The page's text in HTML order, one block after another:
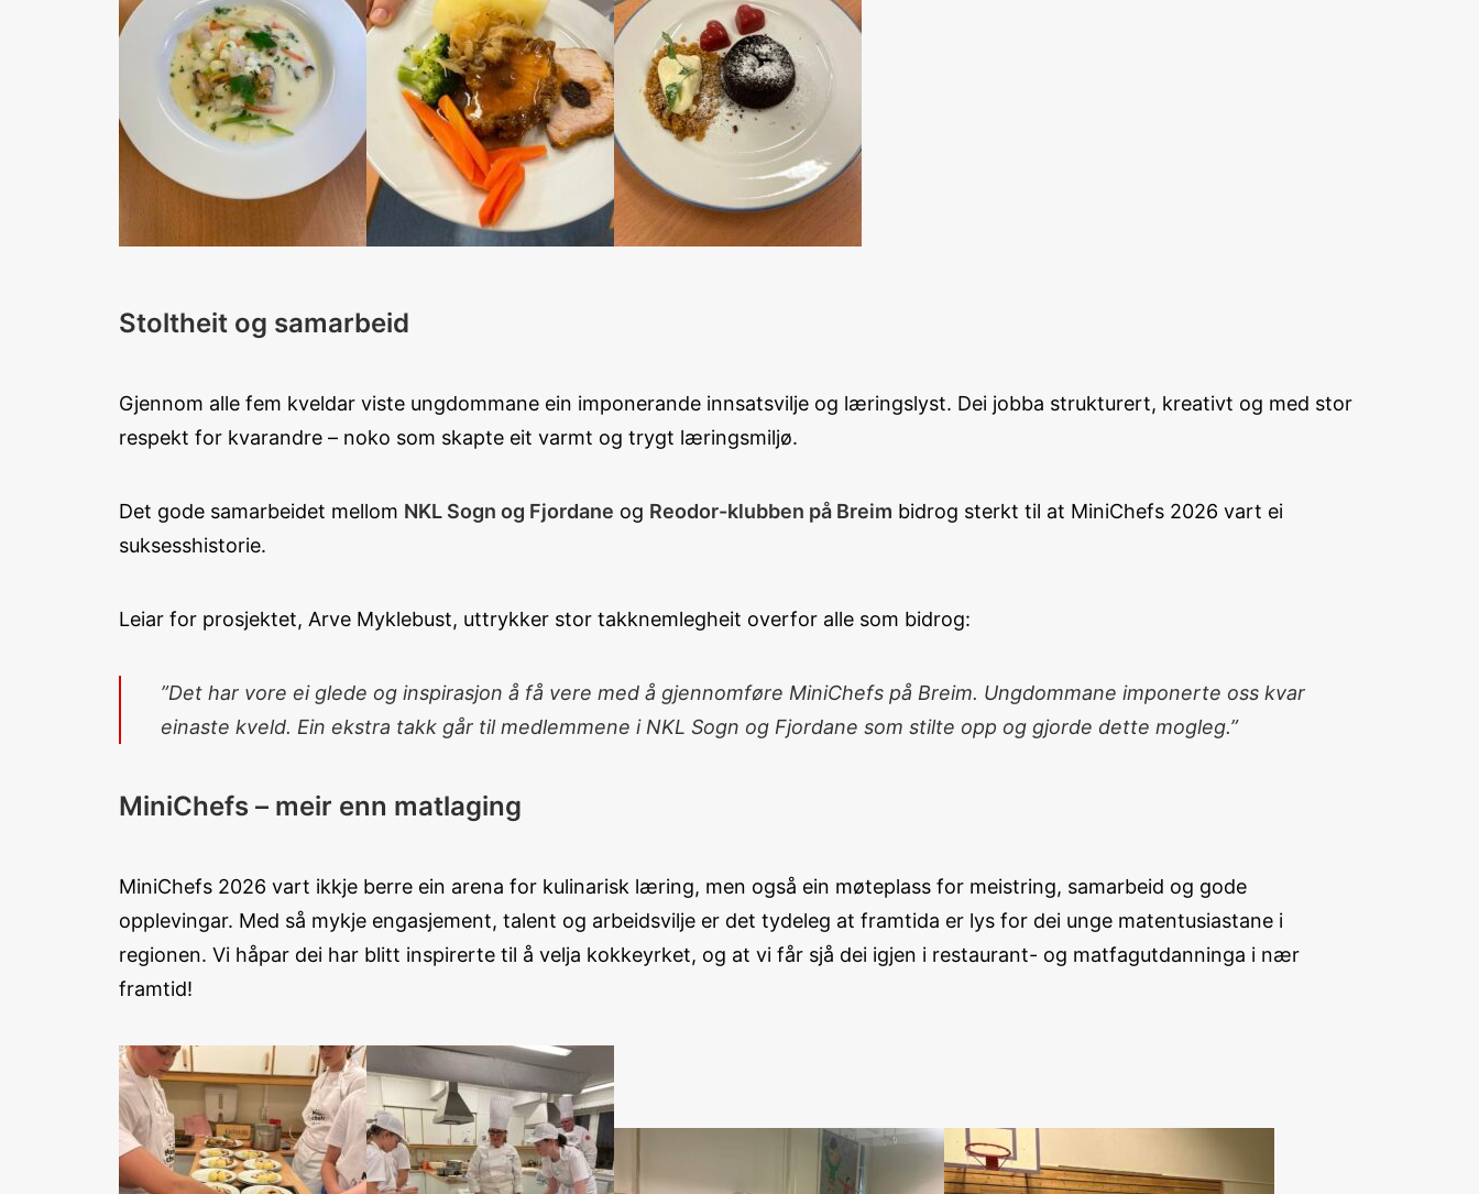
Stoltheit og samarbeid
Gjennom alle fem kveldar viste ungdommane ein imponerande innsatsvilje og læringslyst. Dei jobba strukturert, kreativt og med stor
respekt for kvarandre – noko som skapte eit varmt og trygt læringsmiljø.
Det gode samarbeidet mellom NKL Sogn og Fjordane og Reodor-klubben på Breim bidrog sterkt til at MiniChefs 2026 vart ei
suksesshistorie.
Leiar for prosjektet, Arve Myklebust, uttrykker stor takknemlegheit overfor alle som bidrog:
”Det har vore ei glede og inspirasjon å få vere med å gjennomføre MiniChefs på Breim. Ungdommane imponerte oss kvar
einaste kveld. Ein ekstra takk går til medlemmene i NKL Sogn og Fjordane som stilte opp og gjorde dette mogleg.”
MiniChefs – meir enn matlaging
MiniChefs 2026 vart ikkje berre ein arena for kulinarisk læring, men også ein møteplass for meistring, samarbeid og gode
opplevingar. Med så mykje engasjement, talent og arbeidsvilje er det tydeleg at framtida er lys for dei unge matentusiastane i
regionen. Vi håpar dei har blitt inspirerte til å velja kokkeyrket, og at vi får sjå dei igjen i restaurant- og matfagutdanninga i nær
framtid!